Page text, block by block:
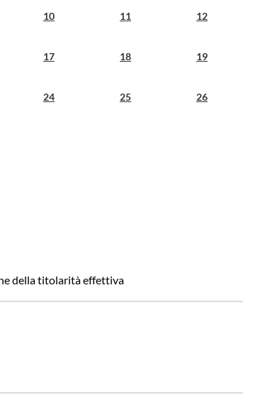
10 11 12
17 18 19
24 25 26
della titolarità effettiva